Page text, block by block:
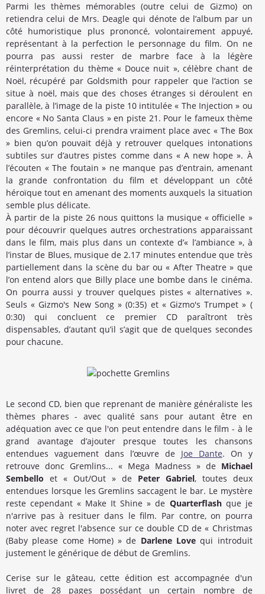
Parmi les thèmes mémorables (outre celui de Gizmo) on
retiendra celui de Mrs. Deagle qui dénote de l’album par un
côté humoristique plus prononcé, volontairement appuyé,
représentant à la perfection le personnage du film. On ne
pourra pas aussi rester de marbre face à la légère
réinterprétation du thème « Douce nuit », célèbre chant de
Noël, récupéré par Goldsmith pour rappeler que l’action se
situe à noël, mais que des choses étranges si déroulent en
parallèle, à l’image de la piste 10 intitulée « The Injection » ou
encore « No Santa Claus » en piste 21. Pour le fameux thème
des Gremlins, celui-ci prendra vraiment place avec « The Box
» bien qu’on pouvait déjà y retrouver quelques intonations
subtiles sur d’autres pistes comme dans « A new hope ». À
l’écouten « The foutain » ne manque pas d’entrain, amenant
la grande confrontation du film et développant un côté
héroïque tout en amenant des moments auxquels la situation
semble plus délicate.
À partir de la piste 26 nous quittons la musique « officielle »
pour découvrir quelques autres orchestrations apparaissant
dans le film, mais plus dans un contexte d’« l’ambiance », à
l’instar de Blues, musique de 2.17 minutes entendue que très
partiellement dans la scène du bar ou « After Theatre » que
l’on entend alors que Billy place une bombe dans le cinéma.
On pourra aussi y trouver quelques pistes « alternatives ».
Seuls « Gizmo's New Song » (0:35) et « Gizmo's Trumpet » (
0:30) qui concluent ce premier CD paraîtront très
dispensables, d’autant qu’il s’agit que de quelques secondes
pour chacune.
Le second CD, bien que reprenant de manière généraliste les
thèmes phares - avec qualité sans pour autant être en
adéquation avec ce que l'on peut entendre dans le film - à le
grand avantage d’ajouter presque toutes les chansons
entendues vaguement dans l’œuvre de Joe Dante. On y
retrouve donc Gremlins... « Mega Madness » de Michael
Sembello et « Out/Out » de Peter Gabriel, toutes deux
entendues lorsque les Gremlins saccagent le bar. Le mystère
reste cependant « Make It Shine » de Quarterflashque je
n'arrive pas à resituer dans le film. Par contre, on pourra
noter avec regret l'absence sur ce double CD de « Christmas
(Baby please come Home) » de Darlene Love qui introduit
justement le générique de début de Gremlins.
Cerise sur le gâteau, cette édition est accompagnée d'un
livret de 28 pages possédant un certain nombre de